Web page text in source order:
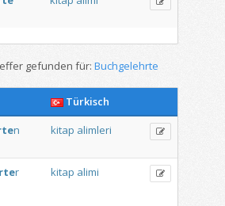
gefunden für: Buchgelehrte
Türkisch
n kitap alimleri
r kitap alimi